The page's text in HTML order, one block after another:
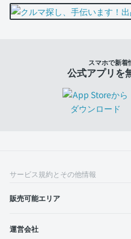
スマホで新着
公式アプリを
サービス規約とその他情報
販売可能エリア
運営会社